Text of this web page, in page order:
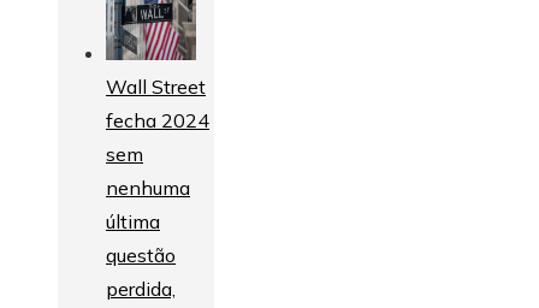
Wall Street
fecha 2024
sem
nenhuma
última
questão
perdida,